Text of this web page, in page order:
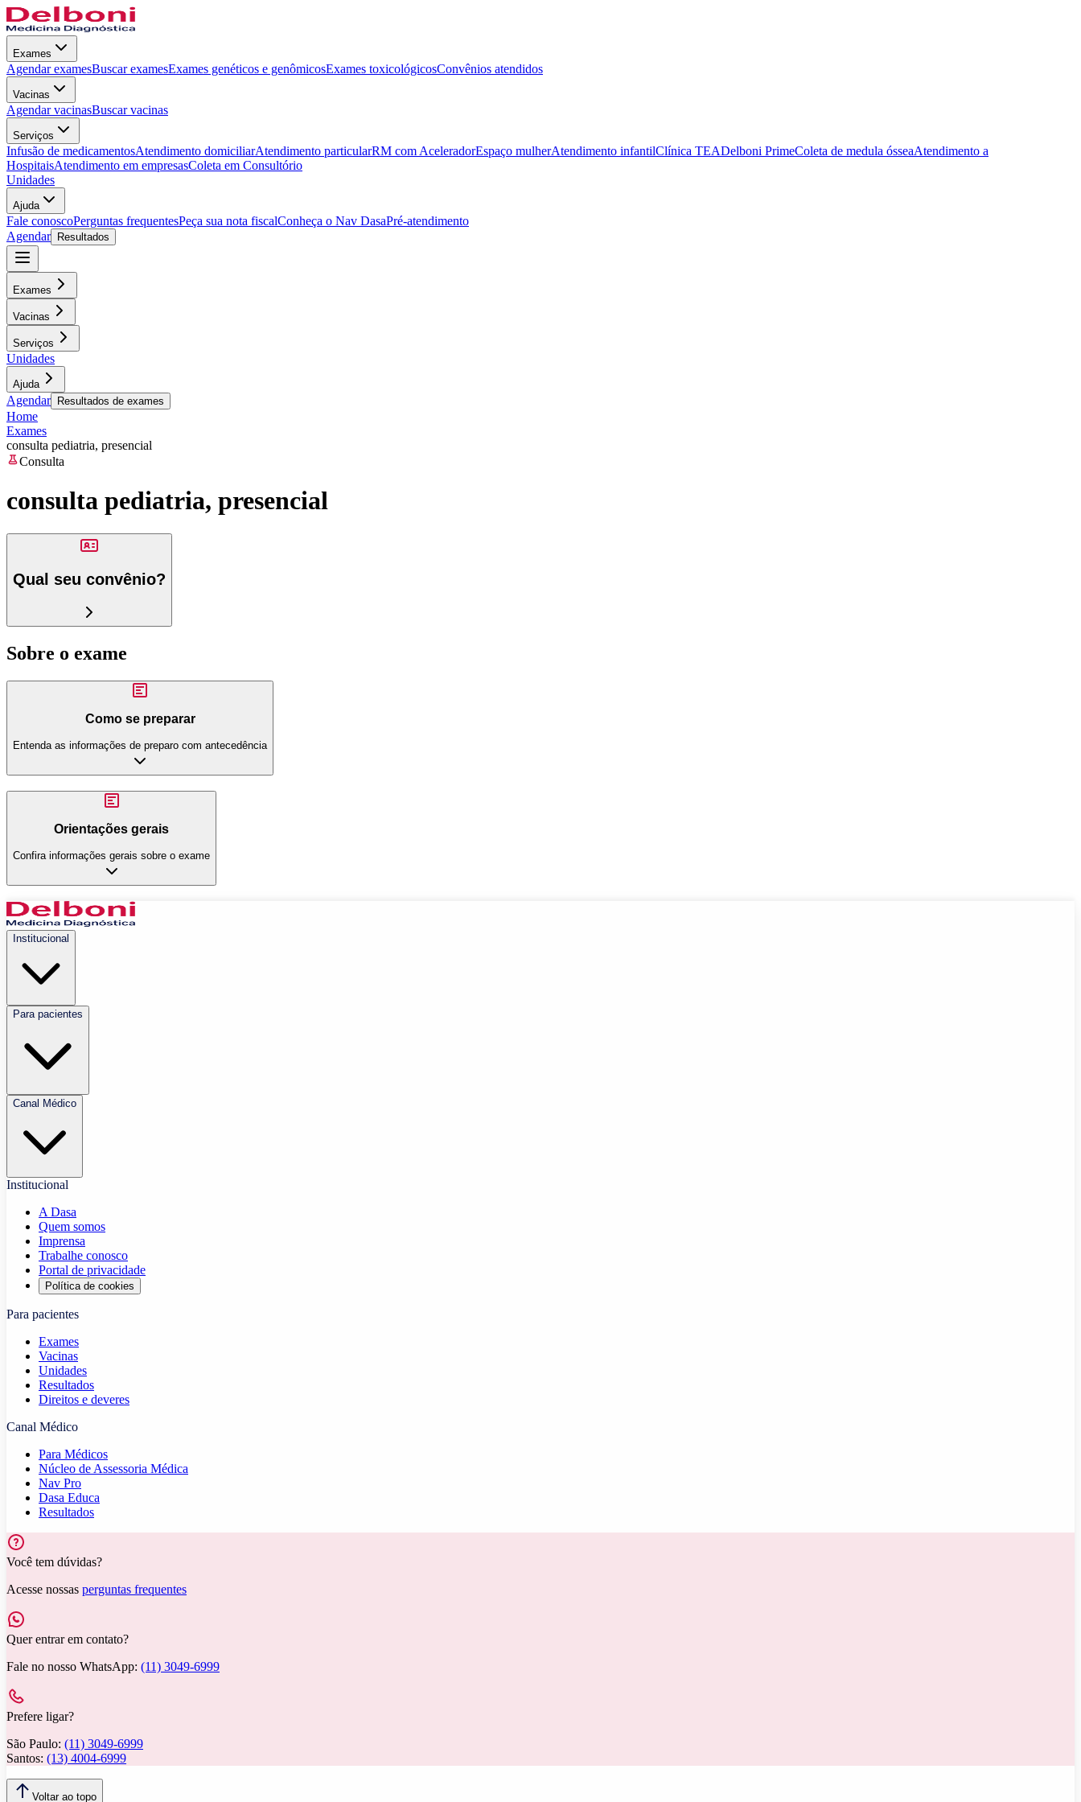
Exames
Agendar examesBuscar examesExames genéticos e genômicosExames toxicológicosConvênios atendidos
Vacinas
Agendar vacinasBuscar vacinas
Serviços
Infusão de medicamentosAtendimento domiciliarAtendimento particularRM com AceleradorEspaço mulherAtendimento infantilClínica TEADelboni PrimeColeta de medula ósseaAtendimento a
HospitaisAtendimento em empresasColeta em Consultório
Unidades
Ajuda
Fale conoscoPerguntas frequentesPeça sua nota fiscalConheça o Nav DasaPré-atendimento
Agendar
Resultados
Exames
Vacinas
Serviços
Unidades
Ajuda
Agendar Resultados de exames
Home
Exames
consulta pediatria, presencial
Consulta
consulta pediatria, presencial
Qual seu convênio?
Sobre o exame
Como se preparar
Entenda as informações de preparo com antecedência
Orientações gerais
Confira informações gerais sobre o exame
Institucional
Para pacientes
Canal Médico
Institucional
A Dasa
Quem somos
Imprensa
Trabalhe conosco
Portal de privacidade
Política de cookies
Para pacientes
Exames
Vacinas
Unidades
Resultados
Direitos e deveres
Canal Médico
Para Médicos
Núcleo de Assessoria Médica
Nav Pro
Dasa Educa
Resultados
Você tem dúvidas?
Acesse nossas perguntas frequentes
Quer entrar em contato?
Fale no nosso WhatsApp: (11) 3049-6999
Prefere ligar?
São Paulo: (11) 3049-6999
Santos: (13) 4004-6999
Voltar ao topo